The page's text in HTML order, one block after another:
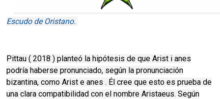
Escudo de Oristano.
Pittau ( 2018 ) planteó la hipótesis de que Arist i anes
podría haberse pronunciado, según la pronunciación
bizantina, como Arist e anes . Él cree que esto es prueba de
una clara compatibilidad con el nombre Aristaeus. Según